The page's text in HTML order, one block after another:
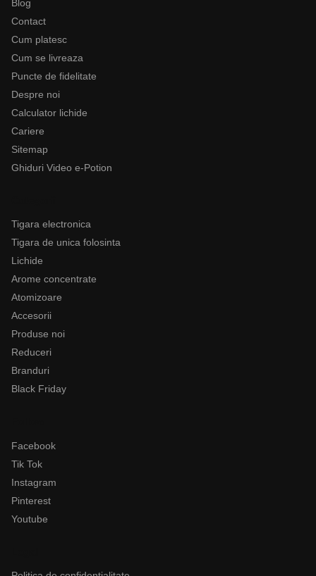
Blog
Contact
Cum platesc
Cum se livreaza
Puncte de fidelitate
Despre noi
Calculator lichide
Cariere
Sitemap
Ghiduri Video e-Potion
Tigara electronica
Tigara de unica folosinta
Lichide
Arome concentrate
Atomizoare
Accesorii
Produse noi
Reduceri
Branduri
Black Friday
Facebook
Tik Tok
Instagram
Pinterest
Youtube